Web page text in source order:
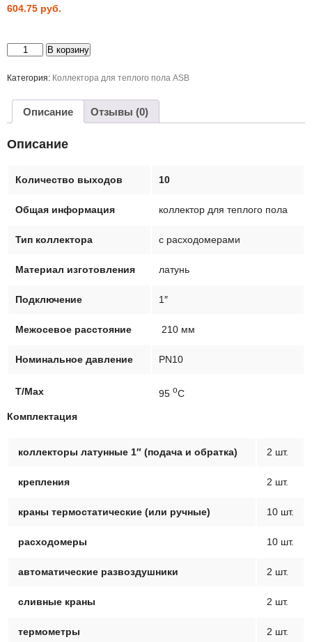
604.75 руб.
Количество
товара
коллектор
латуни
с
для
52123-
В корзину
Категория: Коллектора для теплого пола ASB
Описание Отзывы (0)
Описание
Количество выходов 10
Общая информация коллектор для теплого пола
Тип коллектора с расходомерами
Материал изготовления латунь
Подключение 1″
Межосевое расстояние 210 мм
Номинальное давление PN10
T/Max 95 оC
Комплектация
коллекторы латунные 1″ (подача и обратка) 2 шт.
крепления 2 шт.
краны термостатические (или ручные) 10 шт.
расходомеры 10 шт.
автоматические развоздушники 2 шт.
сливные краны 2 шт.
термометры 2 шт.